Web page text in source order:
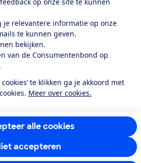
je relevantere informatie op onze
te kunnen geven.
bekijken.
van de Consumentenbond op
te klikken ga je akkoord met
Meer over cookies.
alle cookies
accepteren
Privacyverklaring
nieuws
Facebook
TwitterInstagram
YoutubeLinkedIn
de Consumentenbondmet gemiddeld